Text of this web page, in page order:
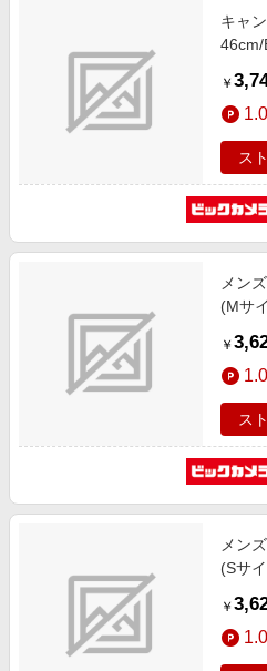
スポーツ・アウトドア・ゴルフ
インテリア・寝具
ペット・花・DIY・車
金融・マネー・保険
ビジネス・その他サービス
お中元特集2026
とことん買い物チャレンジ
Apple公式サイト×楽天カード分割
Qoo10メガポ
キャ
46cm/
￥
ス
メン
(Mサ
￥
ス
メン
(Sサ
￥